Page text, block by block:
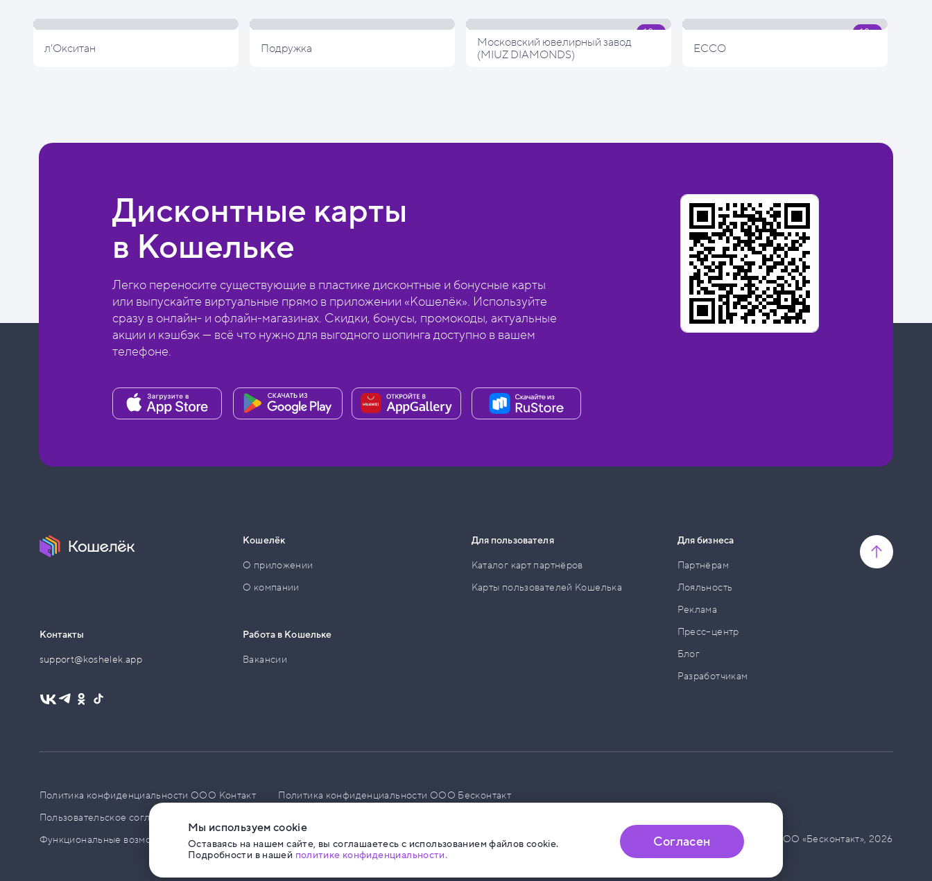
л'Окситан Подружка
Московский ювелирный завод
(MIUZ DIAMONDS)
ECCO
Дисконтные карты
в Кошельке
Легко переносите существующие в пластике дисконтные и бонусные карты
или выпускайте виртуальные прямо в приложении «Кошелёк». Используйте
сразу в онлайн- и офлайн-магазинах. Скидки, бонусы, промокоды, актуальные
акции и кэшбэк — всё что нужно для выгодного шопинга доступно в вашем
телефоне.
Контакты
support@koshelek.app
Кошелёк
О приложении
О компании
Работа в Кошельке
Вакансии
Для пользователя
Каталог карт партнёров
Карты пользователей Кошелька
Для бизнеса
Партнёрам
Лояльность
Реклама
Пресс–центр
Блог
Разработчикам
Политика конфиденциальности ООО Контакт
Политика конфиденциальности ООО Бесконтакт
Пользовательское соглашение
Функциональные возможности ПО
© ООО «Бесконтакт», 2026
Мы используем cookie
Оставаясь на нашем сайте, вы соглашаетесь с использованием файлов cookie.
Подробности в нашей политике конфиденциальности.
Согласен